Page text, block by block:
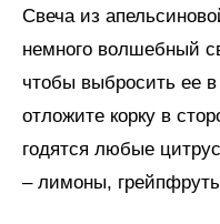
Свеча из
немного волшебный
чтобы выбросить ее
отложите корку в
годятся любые
– лимоны,